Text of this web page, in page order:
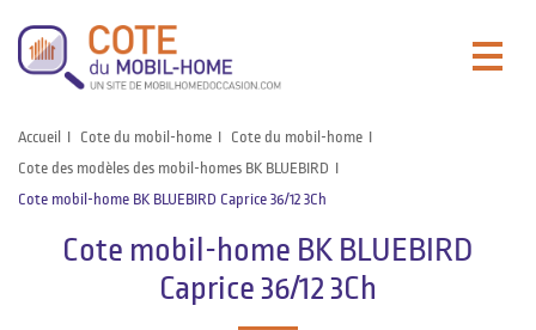
Accueil Cote du mobil-home
Cote du mobil-home
Cote des modèles des mobil-homes BK BLUEBIRD
Cote mobil-home BK BLUEBIRD Caprice 36/12 3Ch
Cote mobil-home BK BLUEBIRD
Caprice 36/12 3Ch